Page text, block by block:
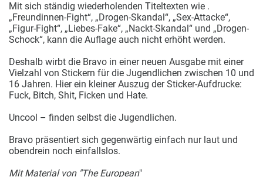
Mit sich ständig wiederholenden Titeltexten wie .
„Freundinnen-Fight“, „Drogen-Skandal“, „Sex-Attacke“,
„Figur-Fight“, „Liebes-Fake“, „Nackt-Skandal“ und „Drogen-
Schock“, kann die Auflage auch nicht erhöht werden.
Deshalb wirbt die Bravo in einer neuen Ausgabe mit einer
Vielzahl von Stickern für die Jugendlichen zwischen 10 und
16 Jahren. Hier ein kleiner Auszug der Sticker-Aufdrucke:
Fuck, Bitch, Shit, Ficken und Hate.
Uncool – finden selbst die Jugendlichen.
Bravo präsentiert sich gegenwärtig einfach nur laut und
obendrein noch einfallslos.
Mit Material von "The European"